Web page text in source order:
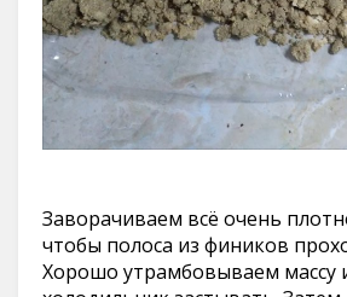
Заворачиваем всё очень
чтобы полоса из фиников
Хорошо утрамбовываем массу